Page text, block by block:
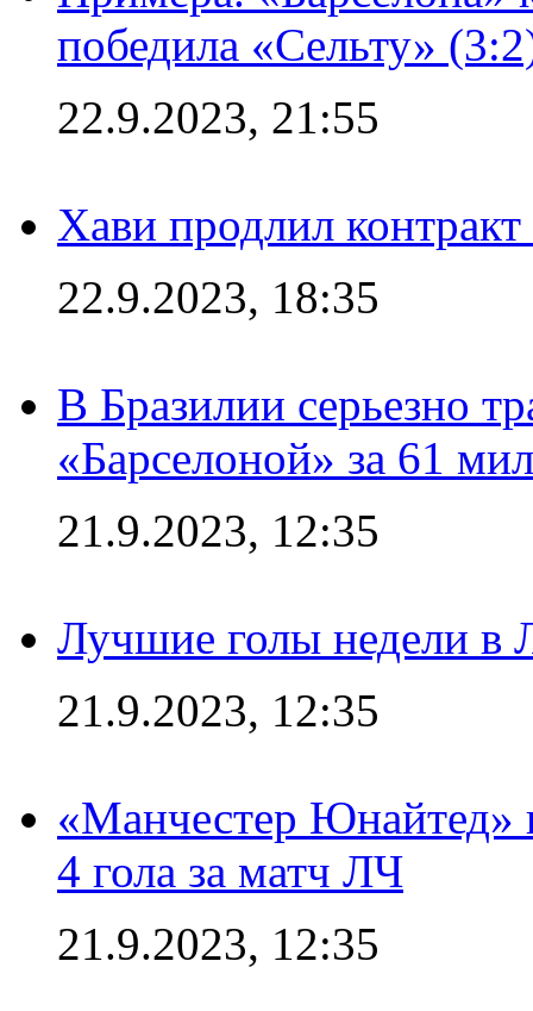
победила «Сельту»
22.9.2023, 21:55
Хави продлил
22.9.2023, 18:35
В Бразилии серьезно
«Барселоной» за 61
21.9.2023, 12:35
Лучшие голы недели в
21.9.2023, 12:35
«Манчестер Юнайтед»
4 гола за матч ЛЧ
21.9.2023, 12:35